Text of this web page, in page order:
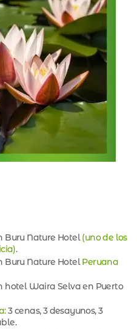
Buru Nature Hotel(uno de los
.
Buru Nature HotelPeruana
hotel Waira Selva en Puerto
3 cenas, 3 desayunos, 3